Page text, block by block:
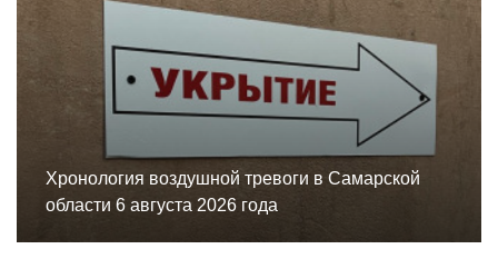
Хронология воздушной тревоги в Самарской
области 6 августа 2026 года